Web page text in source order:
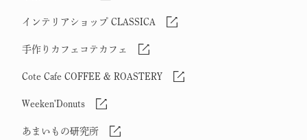
インテリアショップ CLASSICA
手作りカフェコテカフェ
Cote Cafe COFFEE & ROASTERY
Weeken'Donuts
あまいもの研究所